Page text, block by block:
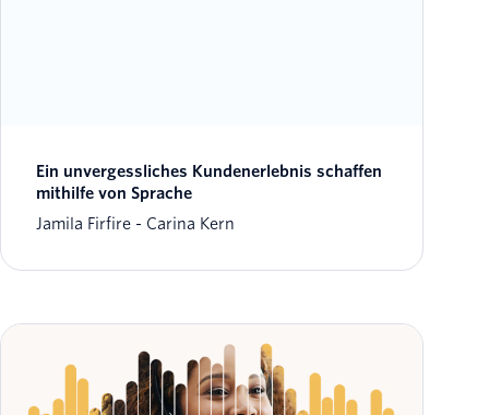
Ein unvergessliches Kundenerlebnis schaffen
mithilfe von Sprache
Jamila Firfire
Carina Kern